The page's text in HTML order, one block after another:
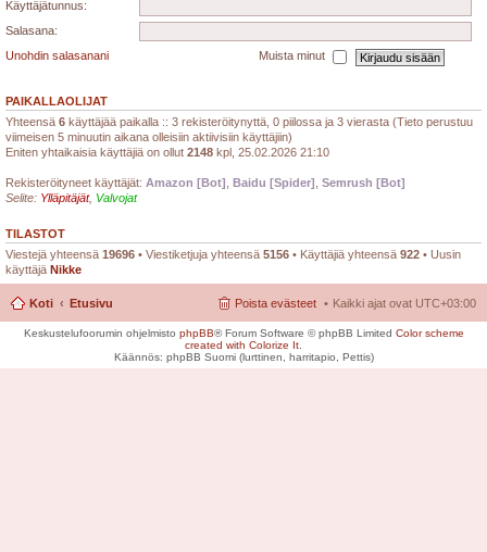
Käyttäjätunnus:
Salasana:
Unohdin salasanani
Muista minut
PAIKALLAOLIJAT
Yhteensä 6 käyttäjää paikalla :: 3 rekisteröitynyttä, 0 piilossa ja 3 vierasta (Tieto perustuu
viimeisen 5 minuutin aikana olleisiin aktiivisiin käyttäjiin)
Eniten yhtaikaisia käyttäjiä on ollut 2148 kpl, 25.02.2026 21:10
Rekisteröityneet käyttäjät: Amazon [Bot] Baidu [Spider] Semrush [Bot]
Selite: Ylläpitäjät, Valvojat
TILASTOT
Viestejä yhteensä 19696 • Viestiketjuja yhteensä 5156 • Käyttäjiä yhteensä 922 • Uusin
käyttäjä Nikke
Koti Etusivu Kaikki ajat ovat UTC+03:00
Poista evästeet
Keskustelufoorumin ohjelmisto phpBB® Forum Software © phpBB Limited Color scheme
created with Colorize It
Käännös: phpBB Suomi (lurttinen, harritapio, Pettis)